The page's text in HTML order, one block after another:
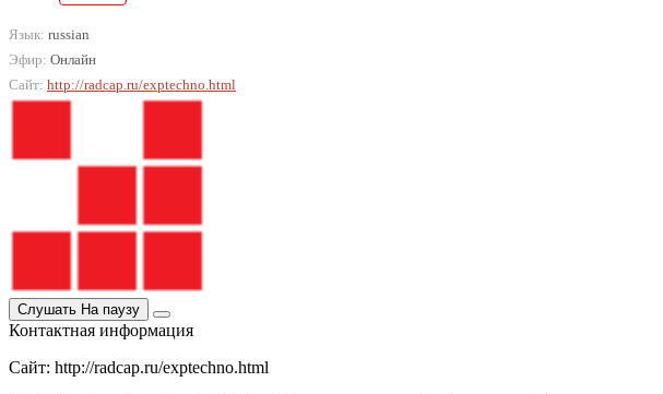
Язык: russian
Эфир: Онлайн
Сайт: http://radcap.ru/exptechno.html
Слушать На паузу
Контактная информация
Сайт: http://radcap.ru/exptechno.html